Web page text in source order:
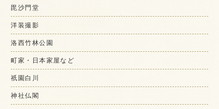
毘沙門堂
洋装撮影
洛西竹林公園
町家・日本家屋など
祇園白川
神社仏閣